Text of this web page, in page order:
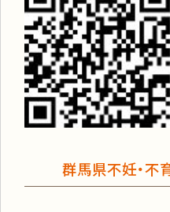
群馬県不妊・不